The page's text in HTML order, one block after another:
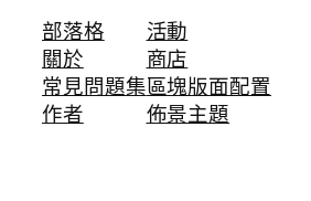
部落格
關於
常見問題集
作者
活動
商店
區塊版面配置
佈景主題